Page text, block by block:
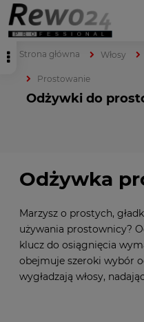
Strona główna Włosy
Prostowanie
Odżywki do
Odżywka
Marzysz o prostych,
używania prostownicy?
klucz do osiągnięcia
obejmuje szeroki wybór
wygładzają włosy,